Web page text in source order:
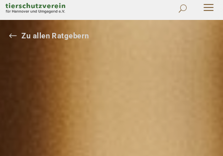
# Zu allen Ratgebern